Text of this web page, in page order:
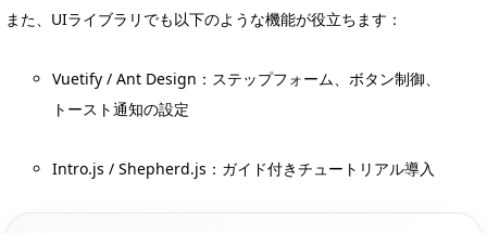
また、UIライブラリでも以下のような機能が役立ちます：
Vuetify / Ant Design：ステップフォーム、ボタン制御、
トースト通知の設定
Intro.js / Shepherd.js：ガイド付きチュートリアル導入